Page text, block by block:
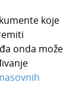
koje
onda može